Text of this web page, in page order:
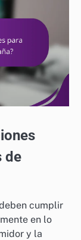
de
cumplir
en lo
y la